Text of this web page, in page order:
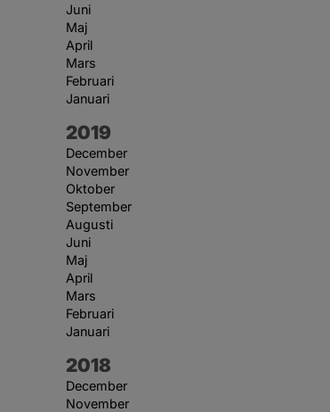
Juni
Maj
April
Mars
Februari
Januari
År:
2019
December
November
Oktober
September
Augusti
Juni
Maj
April
Mars
Februari
Januari
År:
2018
December
November